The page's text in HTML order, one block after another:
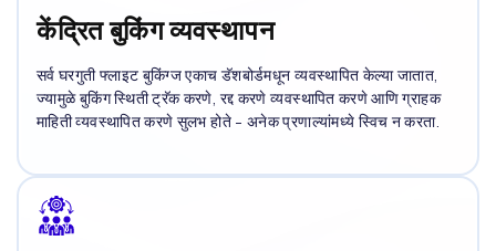
केंद्रित बुकिंग व्यवस्थापन
सर्व घरगुती फ्लाइट बुकिंग्ज एकाच डॅशबोर्डमधून व्यवस्थापित केल्या जातात,
ज्यामुळे बुकिंग स्थिती ट्रॅक करणे, रद्द करणे व्यवस्थापित करणे आणि ग्राहक
माहिती व्यवस्थापित करणे सुलभ होते - अनेक प्रणाल्यांमध्ये स्विच न करता.